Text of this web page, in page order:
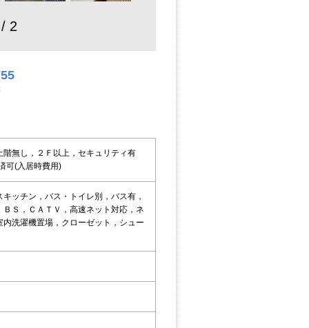
2
無し，２Ｆ以上，セキュリティ有
可(入居時費用)
ッチン，バス・トイレ別，バス有，
Ｓ，ＣＡＴＶ，高速ネット対応，ネ
洗濯機置場，クローゼット，シュー